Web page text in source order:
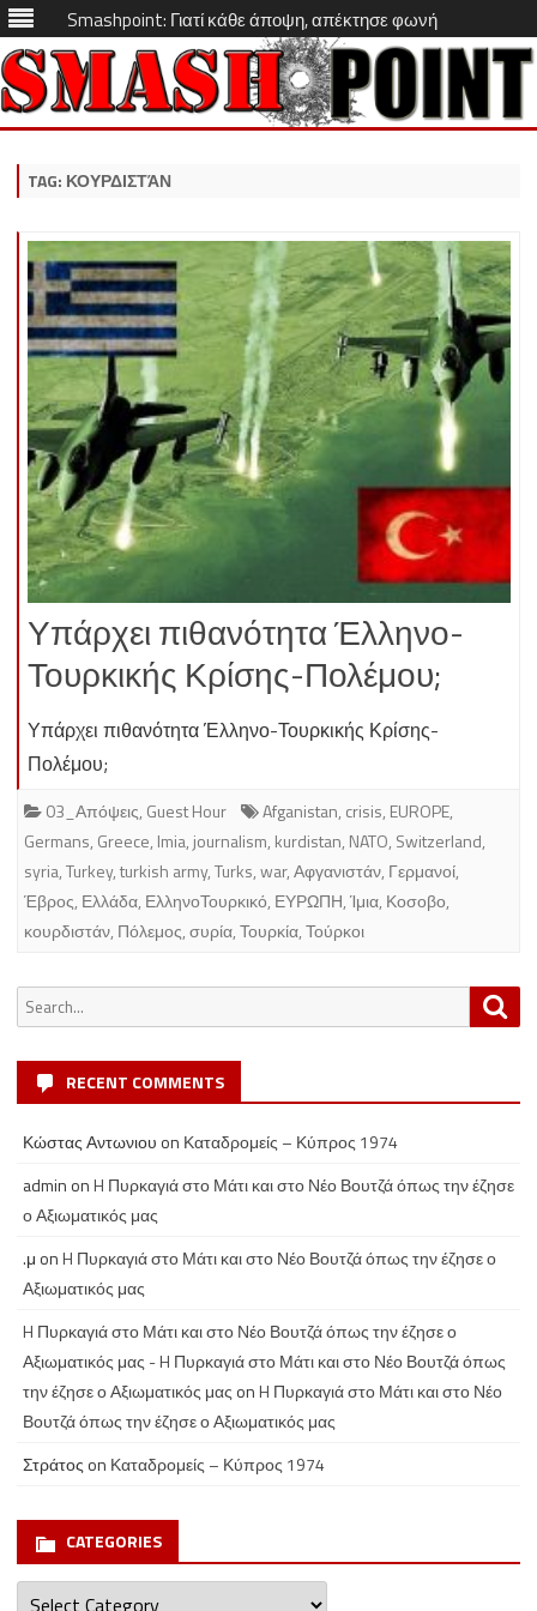
Smashpoint: Γιατί κάθε άποψη, απέκτησε φωνή
Skip
TAG: ΚΟΥΡΔΙΣΤΆΝ
Υπάρχει πιθανότητα Έλληνο-
Τουρκικής Κρίσης-Πολέμου;
Υπάρχει πιθανότητα Έλληνο-Τουρκικής Κρίσης-
Πολέμου;
03_Απόψεις, Guest Hour Afganistan, crisis, EUROPE,
Germans, Greece, Imia, journalism, kurdistan, NATO, Switzerland,
syria,Turkey,turkish army,Turks,war,Αφγανιστάν, Γερμανοί,
Έβρος, Ελλάδα, ΕλληνοΤουρκικό, ΕΥΡΩΠΗ,Ίμια, Κοσοβο,
κουρδιστάν, Πόλεμος,συρία,Τουρκία,Τούρκοι
Search
for:
RECENT COMMENTS
Κώστας Αντωνιου on Καταδρομείς – Κύπρος 1974
admin onH Πυρκαγιά στο Μάτι και στο Νέο Βουτζά όπως την έζησε
ο Αξιωματικός μας
.μ onH Πυρκαγιά στο Μάτι και στο Νέο Βουτζά όπως την έζησε ο
Αξιωματικός μας
H Πυρκαγιά στο Μάτι και στο Νέο Βουτζά όπως την έζησε ο
Αξιωματικός μας - H Πυρκαγιά στο Μάτι και στο Νέο Βουτζά όπως
την έζησε ο Αξιωματικός μαςonH Πυρκαγιά στο Μάτι και στο Νέο
Βουτζά όπως την έζησε ο Αξιωματικός μας
Στράτοςon Καταδρομείς – Κύπρος 1974
CATEGORIES
Categories